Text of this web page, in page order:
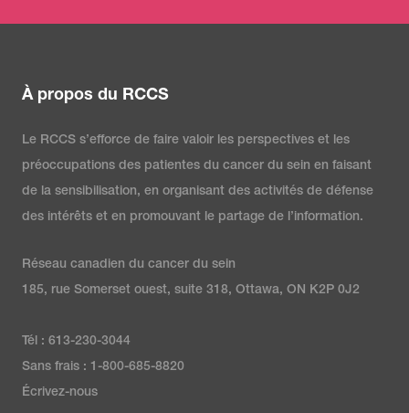
À propos du RCCS
Le RCCS s’efforce de faire valoir les perspectives et les
préoccupations des patientes du cancer du sein en faisant
de la sensibilisation, en organisant des activités de défense
des intérêts et en promouvant le partage de l’information.
Réseau canadien du cancer du sein
185, rue Somerset ouest, suite 318, Ottawa, ON K2P 0J2
Tél : 613-230-3044
Sans frais : 1-800-685-8820
Écrivez-nous